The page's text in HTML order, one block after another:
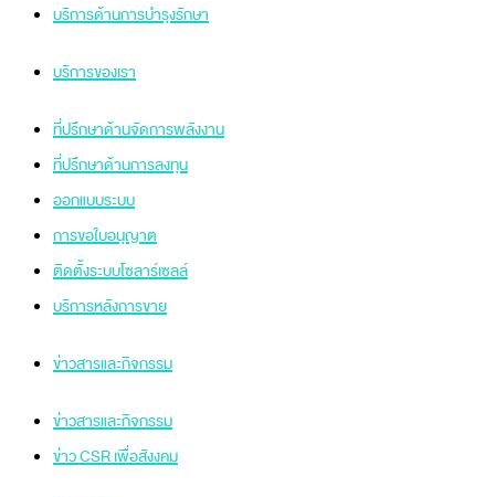
บริการด้านการบำรุงรักษา
บริการของเรา
ที่ปรึกษาด้านจัดการพลังงาน
ที่ปรึกษาด้านการลงทุน
ออกแบบระบบ
การขอใบอนุญาต
ติดตั้งระบบโซลาร์เซลล์
บริการหลังการขาย
ข่าวสารและกิจกรรม
ข่าวสารและกิจกรรม
ข่าว CSR เพื่อสังงคม